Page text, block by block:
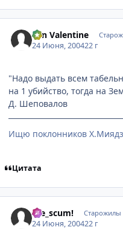
Yan Valentine
24 Июня, 200422 г
"Надо выдать всем
на 1 убийство, тогда на
Д. Шеповалов
Ищю поклонников
Цитата
Die_scum! Старожилы
24 Июня, 200422 г